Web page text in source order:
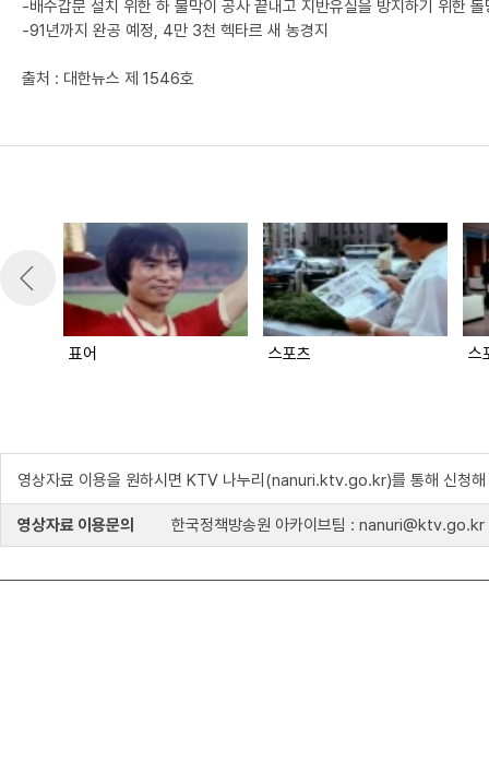
-배수갑문 설치 위한 하 물막이 공사 끝내고 지반유실을 방지하기 위한
-91년까지 완공 예정, 4만 3천 헥타르 새 농경지
출처 : 대한뉴스 제 1546호
표어 스포츠 스
영상자료 이용을 원하시면 KTV 나누리(nanuri.ktv.go.kr)를 통해 신청해
영상자료 이용문의 한국정책방송원 아카이브팀 : nanuri@ktv.go.kr